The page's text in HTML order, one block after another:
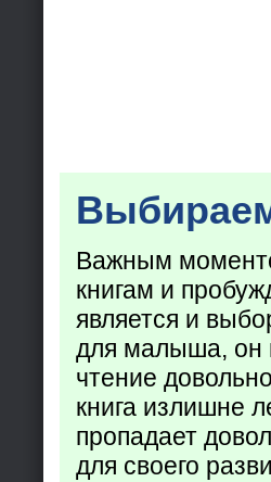
Важным
книгам и
является и
для малыша, он
чтение
книга излишне
пропадает
для своего